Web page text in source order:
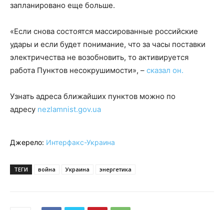
запланировано еще больше.
«Если снова состоятся массированные российские
удары и если будет понимание, что за часы поставки
электричества не возобновить, то активируется
работа Пунктов несокрушимости», – сказал он.
Узнать адреса ближайших пунктов можно по
адресу nezlamnist.gov.ua
Джерело: Интерфакс-Украина
ТЕГИ война Украина энергетика